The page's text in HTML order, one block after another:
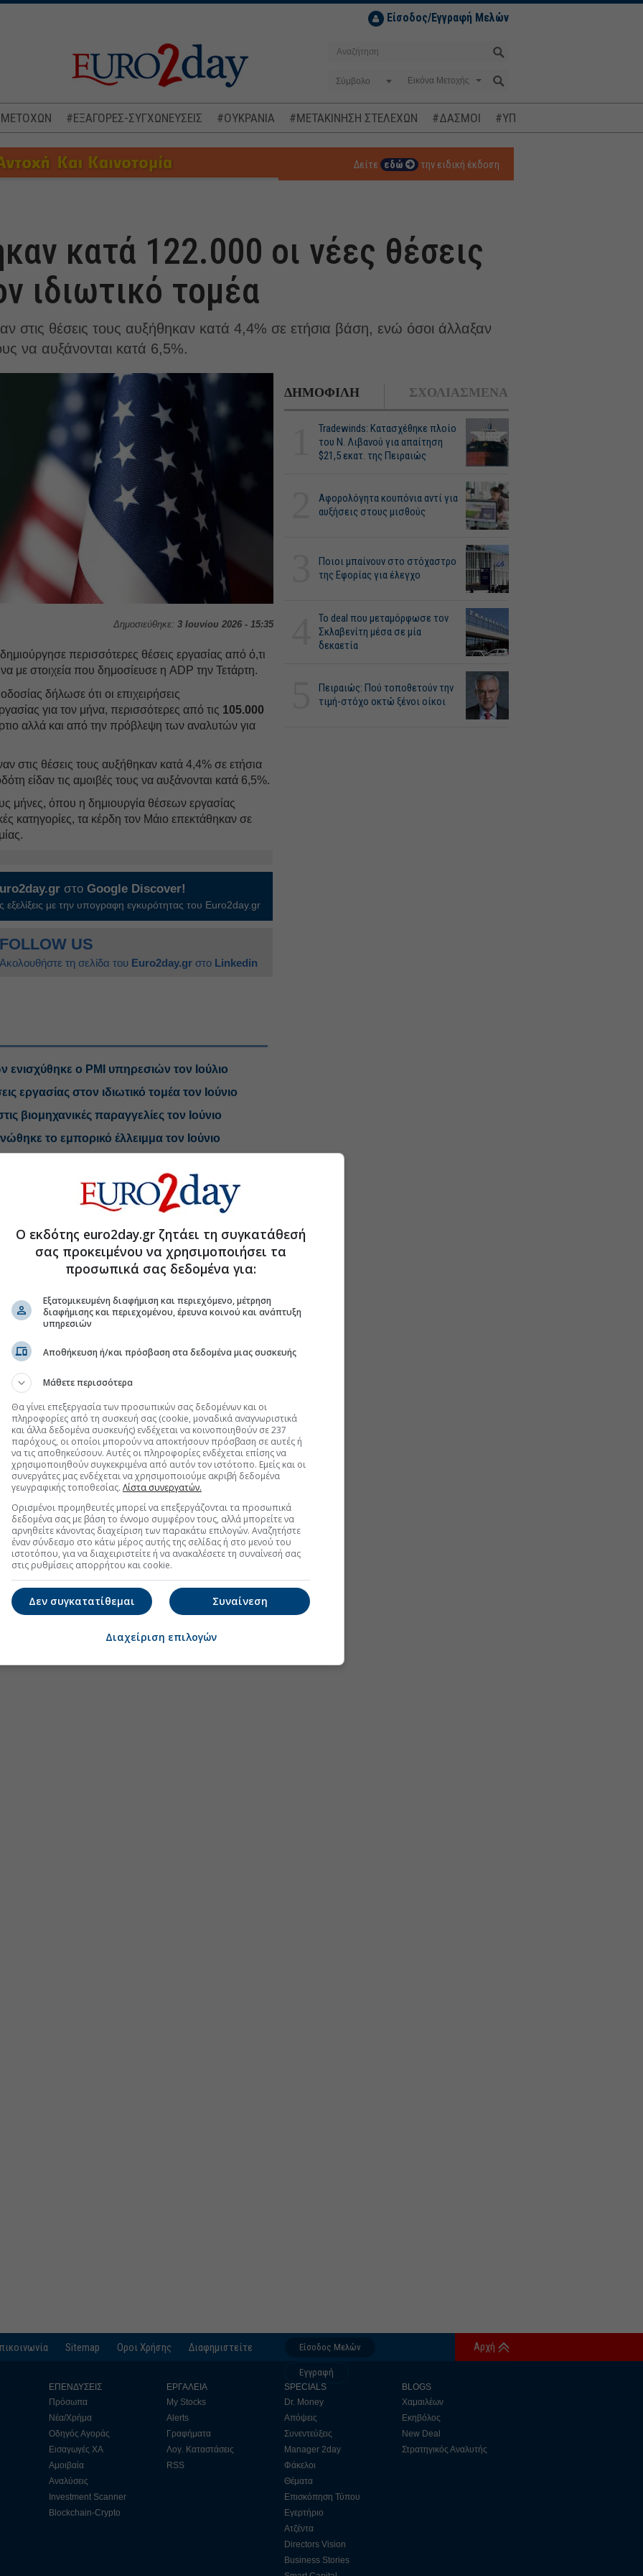
Είσοδος/Εγγραφή Μελών
Σύμβολο
ΜΕΤΟΧΩΝ #ΕΞΑΓΟΡΕΣ-ΣΥΓΧΩΝΕΥΣΕΙΣ #ΟΥΚΡΑΝΙΑ #ΜΕΤΑΚΙΝΗΣΗ ΣΤΕΛΕΧΩΝ #ΔΑΣΜΟΙ #ΥΠΟΚΛΟΠΕΣ
Δείτε εδώ την ειδική έκδοση
κατά 122.000 οι νέες θέσεις
ιδιωτικό τομέα
στις θέσεις τους αυξήθηκαν κατά 4,4% σε ετήσια βάση, ενώ όσοι άλλαξαν
να αυξάνονται κατά 6,5%.
Δημοσιεύθηκε: 3 Ιουνίου 2026 - 15:35
περισσότερες θέσεις εργασίας από ό,τι
με στοιχεία που δημοσίευσε η ADP την Τετάρτη.
δήλωσε ότι οι επιχειρήσεις
για τον μήνα, περισσότερες από τις 105.000
αλλά και από την πρόβλεψη των αναλυτών για
στις θέσεις τους αυξήθηκαν κατά 4,4% σε ετήσια
είδαν τις αμοιβές τους να αυξάνονται κατά 6,5%.
μήνες, όπου η δημιουργία θέσεων εργασίας
κατηγορίες, τα κέρδη τον Μάιο επεκτάθηκαν σε
στοGoogle Discover!
εξελίξεις με την υπογραφη εγκυρότητας του Euro2day.gr
FOLLOW US
Ακολουθήστε τη σελίδα του Euro2day.gr στο Linkedin
ο PMI υπηρεσιών τον Ιούλιο
εργασίας στον ιδιωτικό τομέα τον Ιούνιο
βιομηχανικές παραγγελίες τον Ιούνιο
το εμπορικό έλλειμμα τον Ιούνιο
στο Discover
ΔΗΜΟΦΙΛΗ ΣΧΟΛΙΑΣΜΕΝΑ
Tradewinds: Κατασχέθηκε πλοίο
του Ν. Λιβανού για απαίτηση
$21,5 εκατ. της Πειραιώς
Αφορολόγητα κουπόνια αντί για
αυξήσεις στους μισθούς
Ποιοι μπαίνουν στο στόχαστρο
της Εφορίας για έλεγχο
Το deal που μεταμόρφωσε τον
Σκλαβενίτη μέσα σε μία
δεκαετία
Πειραιώς: Πού τοποθετούν την
τιμή-στόχο οκτώ ξένοι οίκοι
Sitemap Οροι Χρήσης Διαφημιστείτε Είσοδος Μελών
Εγγραφή
Αρχή
ΕΠΕΝΔΥΣΕΙΣ
Πρόσωπα
Νέα/Χρήμα
Οδηγός Αγοράς
Εισαγωγές ΧΑ
Αμοιβαία
Αναλύσεις
Investment Scanner
Blockchain-Crypto
ΕΡΓΑΛΕΙΑ
My Stocks
Alerts
Γραφήματα
Λογ. Καταστάσεις
RSS
SPECIALS
Dr. Money
Απόψεις
Συνεντεύξεις
Manager 2day
Φάκελοι
Θέματα
Επισκόπηση Τύπου
Εγερτήριο
Ατζέντα
Directors Vision
Business Stories
BLOGS
Χαμαιλέων
Εκηβόλος
New Deal
Στρατηγικός Αναλυτής
Ο εκδότης euro2day.gr ζητάει τη συγκατάθεσή
σας προκειμένου να χρησιμοποιήσει τα
προσωπικά σας δεδομένα για:
Εξατομικευμένη διαφήμιση και περιεχόμενο, μέτρηση
διαφήμισης και περιεχομένου, έρευνα κοινού και ανάπτυξη
υπηρεσιών
Αποθήκευση ή/και πρόσβαση στα δεδομένα μιας συσκευής
Μάθετε περισσότερα
Θα γίνει επεξεργασία των προσωπικών σας δεδομένων και οι
πληροφορίες από τη συσκευή σας (cookie, μοναδικά αναγνωριστικά
και άλλα δεδομένα συσκευής) ενδέχεται να κοινοποιηθούν σε 237
παρόχους, οι οποίοι μπορούν να αποκτήσουν πρόσβαση σε αυτές ή
να τις αποθηκεύσουν. Αυτές οι πληροφορίες ενδέχεται επίσης να
χρησιμοποιηθούν συγκεκριμένα από αυτόν τον ιστότοπο. Εμείς και οι
συνεργάτες μας ενδέχεται να χρησιμοποιούμε ακριβή δεδομένα
γεωγραφικής τοποθεσίας. Λίστα συνεργατών.
Ορισμένοι προμηθευτές μπορεί να επεξεργάζονται τα προσωπικά
δεδομένα σας με βάση το έννομο συμφέρον τους, αλλά μπορείτε να
αρνηθείτε κάνοντας διαχείριση των παρακάτω επιλογών. Αναζητήστε
έναν σύνδεσμο στο κάτω μέρος αυτής της σελίδας ή στο μενού του
ιστοτόπου, για να διαχειριστείτε ή να ανακαλέσετε τη συναίνεσή σας
στις ρυθμίσεις απορρήτου και cookie.
Συναίνεση
Δεν συγκατατίθεμαι
Διαχείριση επιλογών